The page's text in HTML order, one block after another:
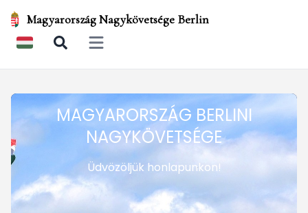
Magyarország Nagykövetsége Berlin
Open main menu
MAGYARORSZÁG BERLINI
NAGYKÖVETSÉGE
Üdvözöljük honlapunkon!